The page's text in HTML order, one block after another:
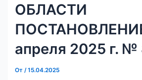
ОБЛАСТИ
апреля 2025 г. №
От/15.04.2025